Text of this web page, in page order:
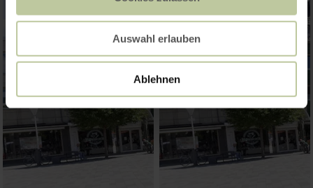
Auswahl erlauben
Ablehnen